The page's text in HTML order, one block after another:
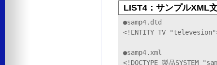
LIST4：サンプルXML
●samp4.dtd
<!ENTITY TV
●samp4.xml
<!DOCTYPE 製品SYSTEM